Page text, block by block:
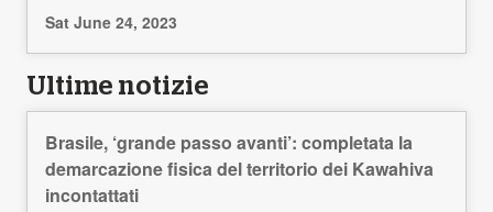
Sat June 24, 2023
Ultime notizie
Brasile, ‘grande passo avanti’: completata la
demarcazione fisica del territorio dei Kawahiva
incontattati